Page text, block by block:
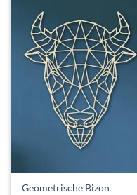
Geometrische Bizon